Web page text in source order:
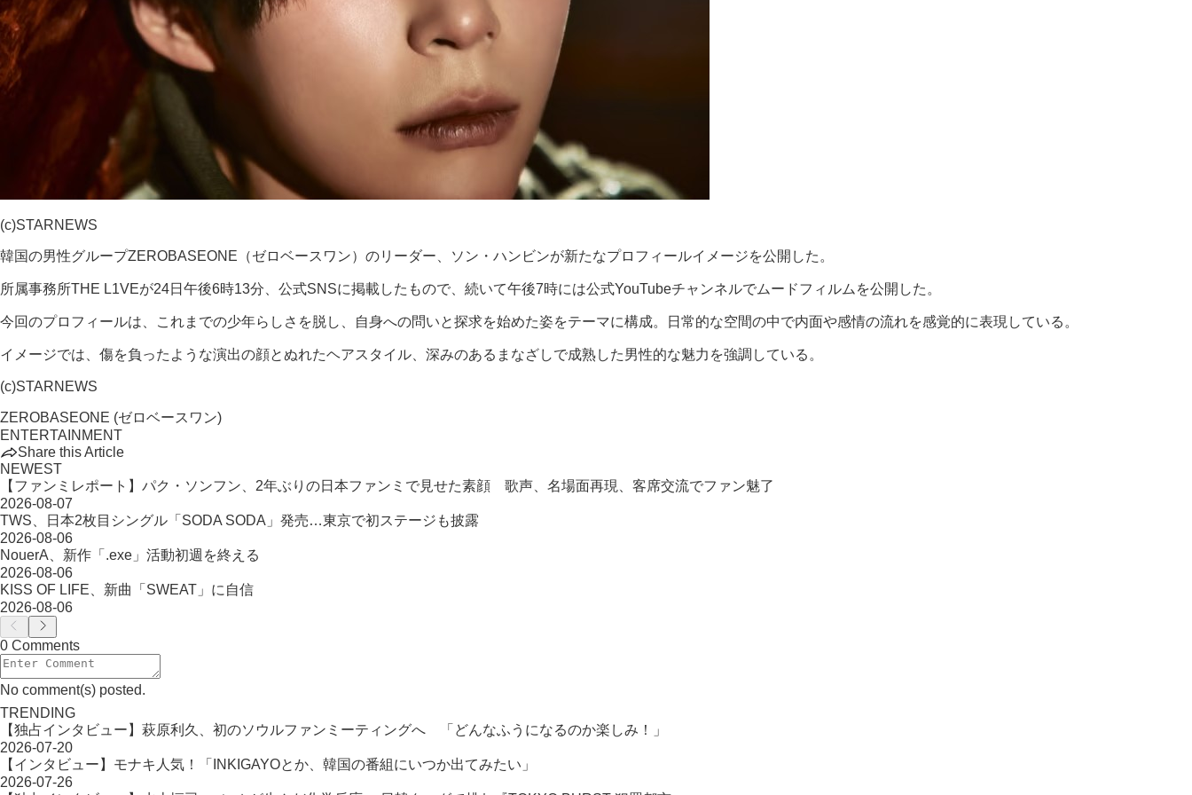
(c)STARNEWS
韓国の男性グループZEROBASEONE（ゼロベースワン）のリーダー、ソン・ハンビンが新たなプロフィールイメージを公開した。
所属事務所THE L1VEが24日午後6時13分、公式SNSに掲載したもので、続いて午後7時には公式YouTubeチャンネルでムードフィルムを公開した。
今回のプロフィールは、これまでの少年らしさを脱し、自身への問いと探求を始めた姿をテーマに構成。日常的な空間の中で内面や感情の流れを感覚的に表現している。
イメージでは、傷を負ったような演出の顔とぬれたヘアスタイル、深みのあるまなざしで成熟した男性的な魅力を強調している。
(c)STARNEWS
ZEROBASEONE (ゼロベースワン)
ENTERTAINMENT
Share this Article
NEWEST
【ファンミレポート】パク・ソンフン、2年ぶりの日本ファンミで見せた素顔 歌声、名場面再現、客席交流でファン魅了
2026-08-07
TWS、日本2枚目シングル「SODA SODA」発売…東京で初ステージも披露
2026-08-06
NouerA、新作「.exe」活動初週を終える
2026-08-06
KISS OF LIFE、新曲「SWEAT」に自信
2026-08-06
0 Comments
No comment(s) posted.
TRENDING
【独占インタビュー】萩原利久、初のソウルファンミーティングへ 「どんなふうになるのか楽しみ！」
2026-07-20
【インタビュー】モナキ人気！「INKIGAYOとか、韓国の番組にいつか出てみたい」
2026-07-26